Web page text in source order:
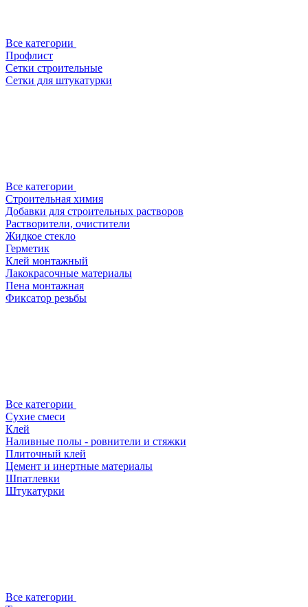
Все категории
Профлист
Сетки строительные
Сетки для штукатурки
Все категории
Строительная химия
Добавки для строительных растворов
Растворители, очистители
Жидкое стекло
Герметик
Клей монтажный
Лакокрасочные материалы
Пена монтажная
Фиксатор резьбы
Все категории
Сухие смеси
Клей
Наливные полы - ровнители и стяжки
Плиточный клей
Цемент и инертные материалы
Шпатлевки
Штукатурки
Все категории